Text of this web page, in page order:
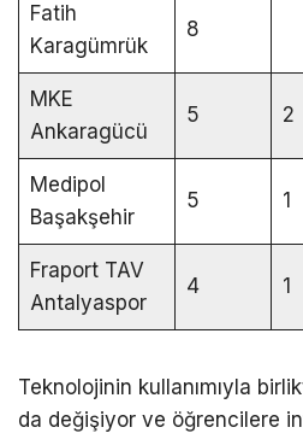
Fatih
Karagümrük
8
MKE
Ankaragücü
5 2
Medipol
Başakşehir
5 1
Fraport TAV
Antalyaspor
4 1
Teknolojinin kullanımıyla
da değişiyor ve öğrencilere